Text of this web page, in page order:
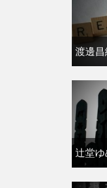
渡邊
辻堂